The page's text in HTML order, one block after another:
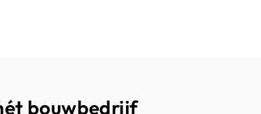
bouwbedrijf